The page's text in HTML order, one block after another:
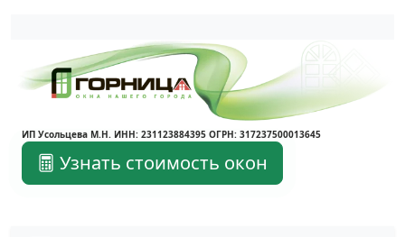
Написать в Max
Написать в Telegram
ИП Усольцева М.Н. ИНН: 231123884395 ОГРН: 317237500013645
Узнать стоимость окон